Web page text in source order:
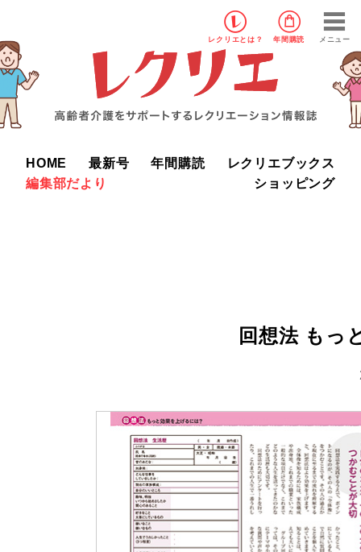
レクリエ とは？ 年間購読 メニュー
HOME 最新号 年間購読
レクリエブックス
編集部だより
ショッピング
回想法 もっ